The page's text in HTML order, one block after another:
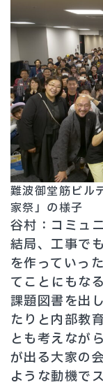
難波御堂筋ビル
家祭」の様子
谷村：コミュ
結局、工事で
を作っていっ
てことにもな
課題図書を出
たりと内部教
とも考えなが
が出る大家の
ような動機で